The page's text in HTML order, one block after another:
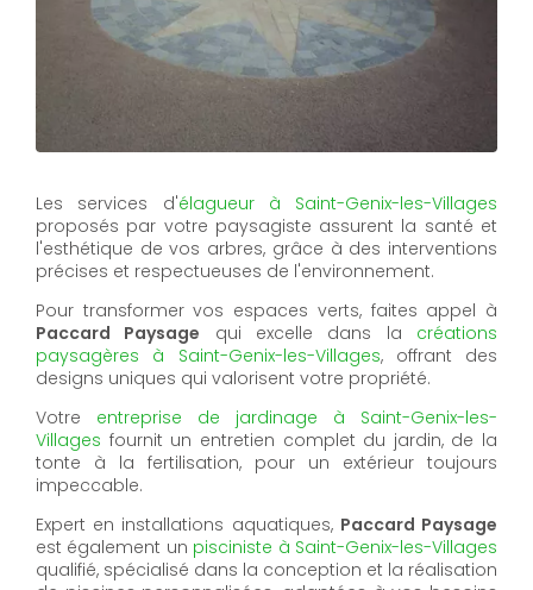
Les services d'élagueur à Saint-Genix-les-Villages
proposés par votre paysagiste assurent la santé et
l'esthétique de vos arbres, grâce à des interventions
précises et respectueuses de l'environnement.
Pour transformer vos espaces verts, faites appel à
Paccard Paysage qui excelle dans la créations
paysagères à Saint-Genix-les-Villages, offrant des
designs uniques qui valorisent votre propriété.
Votre entreprise de jardinage à Saint-Genix-les-
Villages fournit un entretien complet du jardin, de la
tonte à la fertilisation, pour un extérieur toujours
impeccable.
Expert en installations aquatiques, Paccard Paysage
est également un pisciniste à Saint-Genix-les-Villages
qualifié, spécialisé dans la conception et la réalisation